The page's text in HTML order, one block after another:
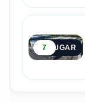
5º LUGAR
7